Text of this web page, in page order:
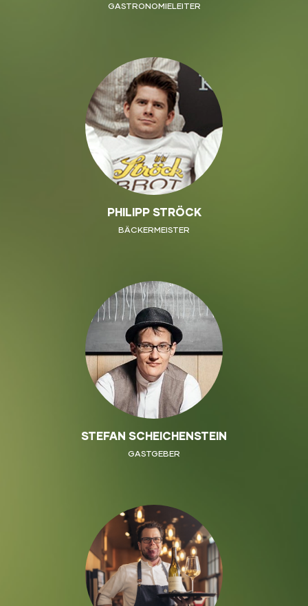
GASTRONOMIELEITER
PHILIPP STRÖCK
BÄCKERMEISTER
STEFAN SCHEICHENSTEIN
GASTGEBER